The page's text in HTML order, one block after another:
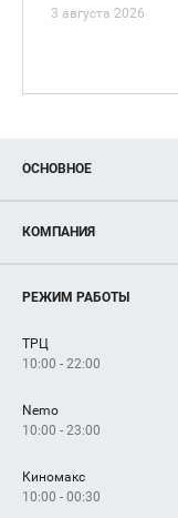
3 августа 2026
ОСНОВНОЕ
Новости
Магазины
Услуги
КОМПАНИЯ
Рекламодателям
Как добраться
РЕЖИМ РАБОТЫ
ТРЦ
10:00 - 22:00
Nemo
10:00 - 23:00
Киномакс
10:00 - 00:30